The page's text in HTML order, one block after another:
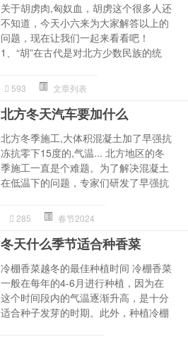
关于胡虏肉,匈奴血，胡虏这个很多人还
不知道，今天小六来为大家解答以上的
问题，现在让我们一起来看看吧！
1、“胡”在古代是对北方少数民族的统
593 文章列表
北方冬天汽车要加什么
北方冬季施工,大体积混凝土加了早强抗
冻抗零下15度的,气温... 北方地区的冬
季施工一直是个难题。为了解决混凝土
在低温下的问题，专家们研发了早强抗
285 春节2024
冬天什么季节适合种香菜
冷棚香菜越冬的最佳种植时间 冷棚香菜
一般在每年的4-6月进行种植，因为在
这个时间段内的气温逐渐升高，是十分
适合种子发芽的时期。此外，种植冷棚